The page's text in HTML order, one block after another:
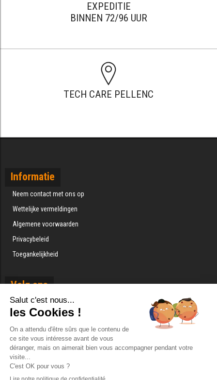
EXPEDITIE
BINNEN 72/96 UUR
TECH CARE PELLENC
Informatie
Neem contact met ons op
Wettelijke vermeldingen
Algemene voorwaarden
Privacybeleid
Toegankelijkheid
Volg ons